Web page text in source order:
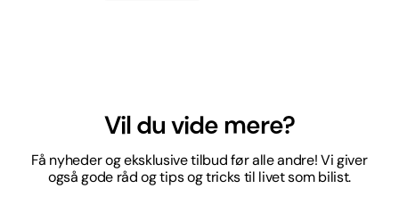
Vil du vide mere?
Få nyheder og eksklusive tilbud før alle andre! Vi giver
også gode råd og tips og tricks til livet som bilist.